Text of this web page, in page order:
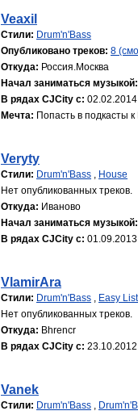
Veaxil
Стили: Drum'n'Bass
Опубликовано треков: 8
Откуда: Россия.Москва
Начал заниматься музыкой:
В рядах CJCity с: 02.02.2014
Мечта: Попасть в подкасты
Veryty
Стили: Drum'n'Bass , House
Нет опубликованных треков.
Откуда: Иваново
Начал заниматься музыкой:
В рядах CJCity с: 01.09.2013
VlamirAra
Стили: Drum'n'Bass , Easy
Нет опубликованных треков.
Откуда: Bhrencr
В рядах CJCity с: 23.10.2012
Vanek
Стили: Drum'n'Bass ,